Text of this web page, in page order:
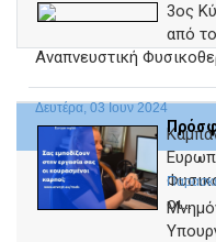
3ος
από
Αναπνευστική
Δευτέρα, 03 Ιουν 2024
οι...